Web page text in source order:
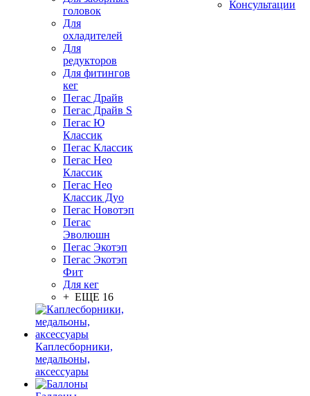
головок
Для
охладителей
Для
редукторов
Для фитингов
кег
Пегас Драйв
Пегас Драйв S
Пегас Ю
Классик
Пегас Классик
Пегас Нео
Классик
Пегас Нео
Классик Дуо
Пегас Новотэп
Пегас
Эволюшн
Пегас Экотэп
Пегас Экотэп
Фит
Для кег
+ ЕЩЕ 16
Каплесборники,
медальоны,
аксессуары
Консультации